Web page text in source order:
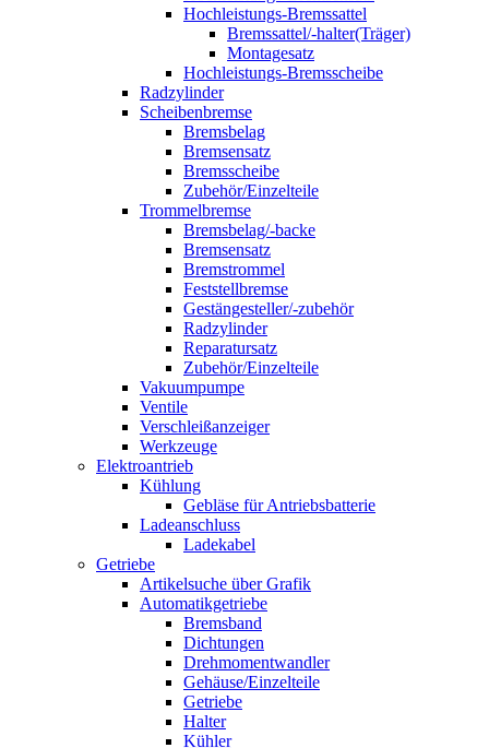
Hochleistungs-Bremssattel
Bremssattel/-halter(Träger)
Montagesatz
Hochleistungs-Bremsscheibe
Radzylinder
Scheibenbremse
Bremsbelag
Bremsensatz
Bremsscheibe
Zubehör/Einzelteile
Trommelbremse
Bremsbelag/-backe
Bremsensatz
Bremstrommel
Feststellbremse
Gestängesteller/-zubehör
Radzylinder
Reparatursatz
Zubehör/Einzelteile
Vakuumpumpe
Ventile
Verschleißanzeiger
Werkzeuge
Elektroantrieb
Kühlung
Gebläse für Antriebsbatterie
Ladeanschluss
Ladekabel
Getriebe
Artikelsuche über Grafik
Automatikgetriebe
Bremsband
Dichtungen
Drehmomentwandler
Gehäuse/Einzelteile
Getriebe
Halter
Kühler